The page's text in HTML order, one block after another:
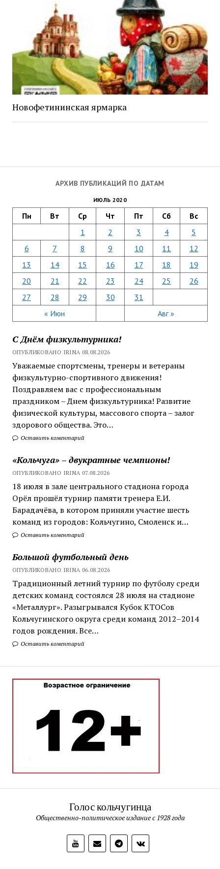
АРХИВ ПУБЛИКАЦИЙ ПО ДАТАМ
ИЮЛЬ 2020
Пн Вт Ср Чт Пт Сб Вс
« Июн Авг »
1 2 3 4
5
6
7 8 9 10 11
12
13
14 15 16 17 18
19
20
21 22 23 24 25
26
27
28 29 30 31
С Днём физкультурника!
ОПУБЛИКОВАНО IRINA 08.08.2026
Уважаемые спортсмены, тренеры и ветераны
физкультурно-спортивного движения!
Поздравляем вас с профессиональным
праздником – Днем физкультурника! Развитие
физической культуры, массового спорта – залог
здорового общества. Это…
Оставить коментарий
«Кольчуга» – двукратные чемпионы!
ОПУБЛИКОВАНО IRINA 07.08.2026
18 июля в зале центрального стадиона города
Орёл прошёл турнир памяти тренера Е.И.
Барадачёва, в котором приняли участие шесть
команд из городов: Кольчугино, Смоленск и…
Оставить коментарий
Большой футбольный день
ОПУБЛИКОВАНО IRINA 06.08.2026
Традиционный летний турнир по футболу среди
детских команд состоялся 28 июля на стадионе
«Металлург». Разыгрывался Кубок КТОСов
Кольчугинского округа среди команд 2012–2014
годов рождения. Все…
Оставить коментарий
Новофетининская ярмарка
Голос кольчугинца
Общественно-политическое издание с 1928 года